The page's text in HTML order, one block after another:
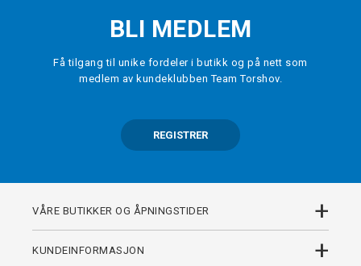
BLI MEDLEM
Få tilgang til unike fordeler i butikk og på nett som
medlem av kundeklubben Team Torshov.
REGISTRER
VÅRE BUTIKKER OG ÅPNINGSTIDER +
KUNDEINFORMASJON +